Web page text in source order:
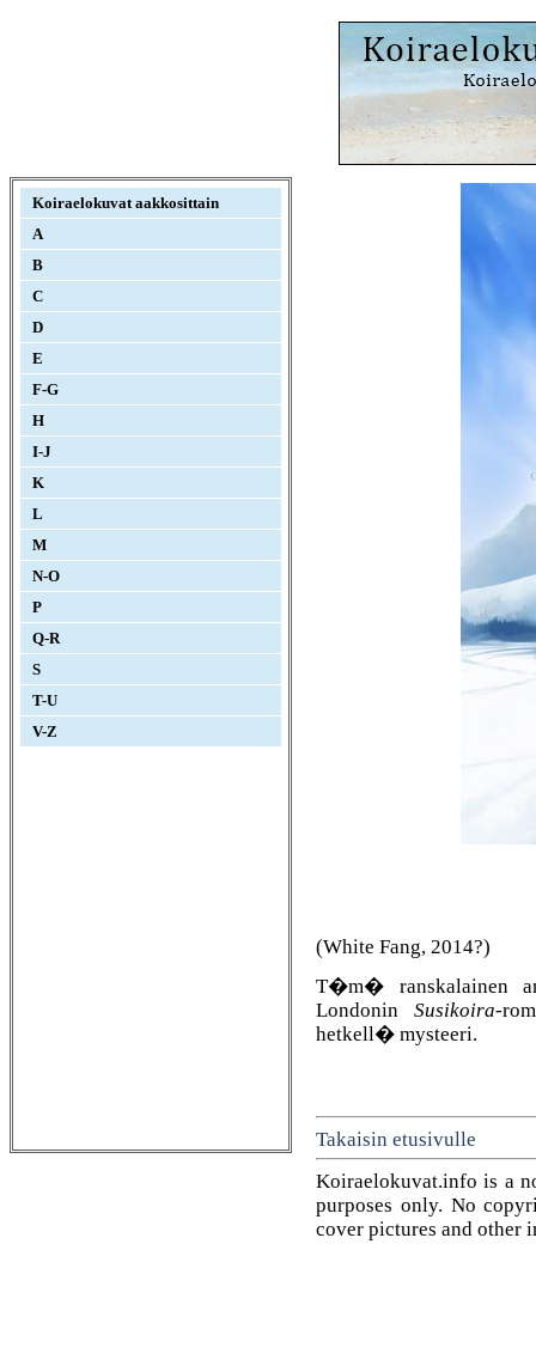
Koiraelokuvat aakkosittain
A
B
C
D
E
F-G
H
I-J
K
L
M
N-O
P
Q-R
S
T-U
V-Z
(White Fang, 2014?)
T�m� ranskalainen
Londonin Susikoira-
hetkell� mysteeri.
Takaisin etusivulle
Koiraelokuvat.info is a
purposes only. No
cover pictures and other